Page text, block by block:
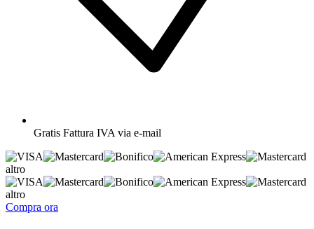
Gratis Fattura IVA via e-mail
altro
altro
Compra ora